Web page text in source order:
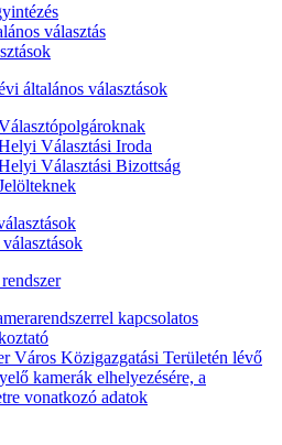
választás
általános választások
Választási Iroda
Választási Bizottság
kapcsolatos
Város Közigazgatási Területén lévő
kamerák elhelyezésére, a
vonatkozó adatok